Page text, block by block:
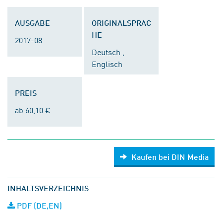
AUSGABE
2017-08
ORIGINALSPRAC
HE
Deutsch ,
Englisch
PREIS
ab 60,10 €
Kaufen bei DIN Media
INHALTSVERZEICHNIS
PDF (DE,EN)